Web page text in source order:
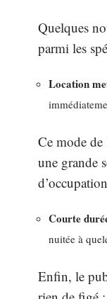
Quelques
parmi les
Location
Ce mode
une grande
Courte
nuitée à
Enfin, le